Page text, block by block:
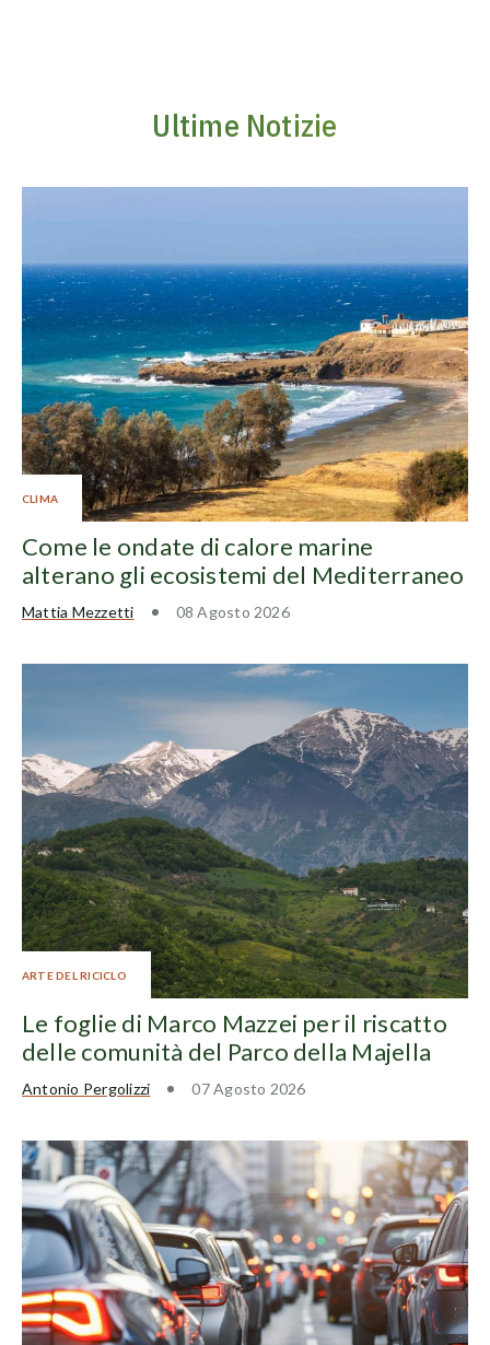
Ultime Notizie
CLIMA
Come le ondate di calore marine
alterano gli ecosistemi del Mediterraneo
Mattia Mezzetti 08 Agosto 2026
ARTE DEL RICICLO
Le foglie di Marco Mazzei per il riscatto
delle comunità del Parco della Majella
Antonio Pergolizzi 07 Agosto 2026